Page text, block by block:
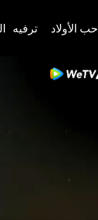
حب الأولاد ترفيه